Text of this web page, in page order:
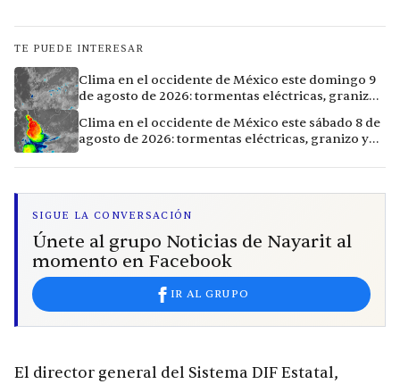
TE PUEDE INTERESAR
Clima en el occidente de México este domingo 9
de agosto de 2026: tormentas eléctricas, granizo
Clima en el occidente de México este sábado 8 de
agosto de 2026: tormentas eléctricas, granizo y
SIGUE LA CONVERSACIÓN
Únete al grupo Noticias de Nayarit al
momento en Facebook
IR AL GRUPO
El director general del Sistema DIF Estatal,